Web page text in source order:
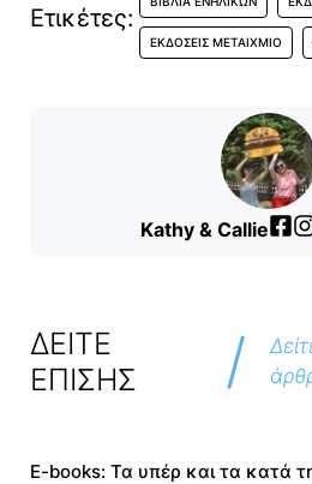
Ετικέτες:
ΕΚΔΌΣΕΙΣ ΜΕΤΑΊΧΜΙΟ
Kathy & Callie
ΔΕΙΤΕ
ΕΠΙΣΗΣ
/
E-books: Τα υπέρ και τα κατά